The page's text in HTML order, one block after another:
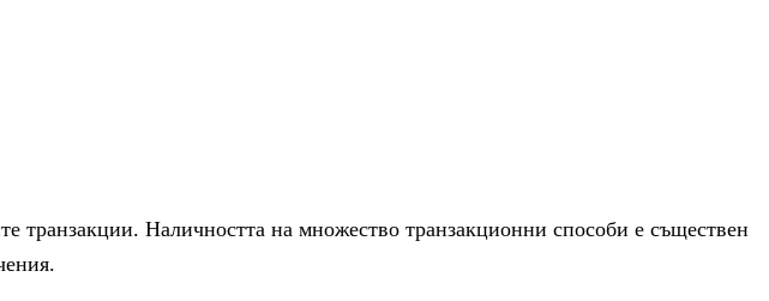
транзакции. Наличността на множество транзакционни способи е съществен